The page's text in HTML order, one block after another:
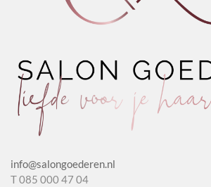
info@salongoederen.nl
T 085 000 47 04